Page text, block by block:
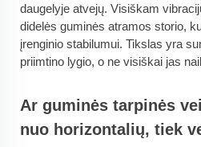
daugelyje atvejų. Visiškam
didelės guminės atramos storio,
įrenginio stabilumui. Tikslas yra
priimtino lygio, o ne visiškai jas
Ar guminės tarpinės
nuo horizontalių, tiek